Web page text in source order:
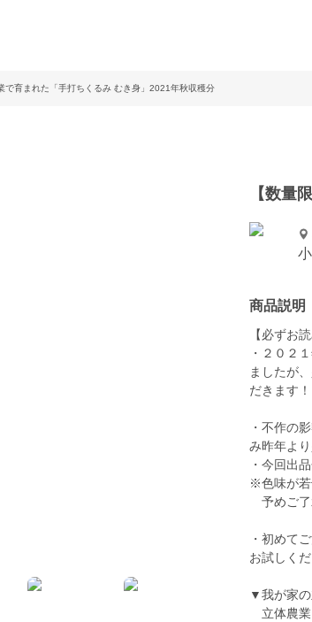
で育まれた「手打ちくるみ むき身」2021年秋収穫分
【数量
商品説明
【必ずお
・２０２
ましたが
だきます！
・不作の
み昨年よ
・今回出
※色味が若
予めご了
・初めて
お試しくだ
▼我が家
立体農業